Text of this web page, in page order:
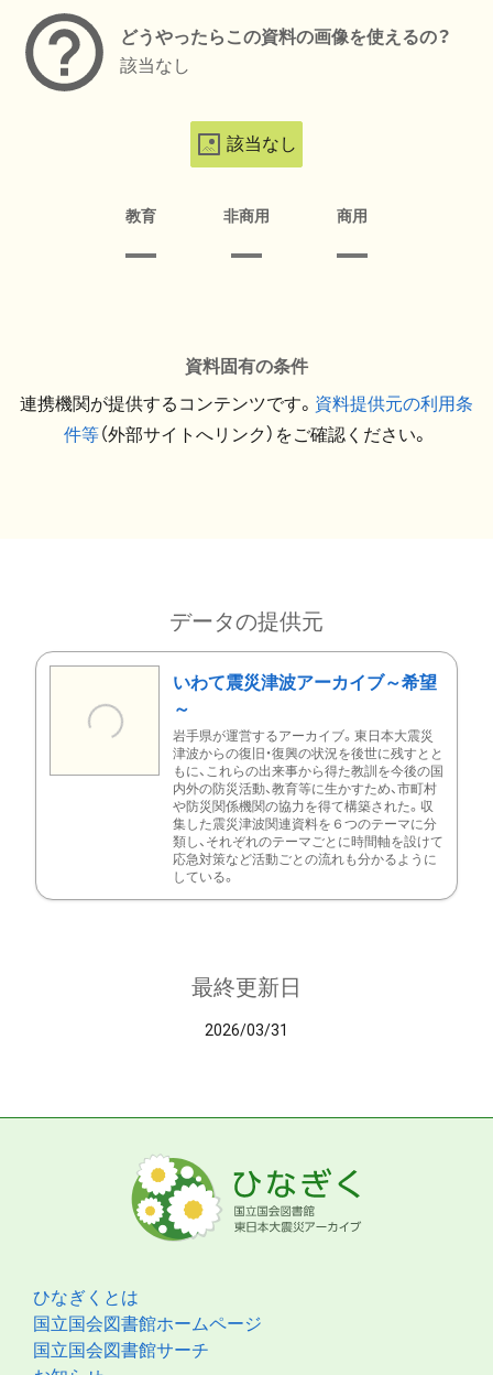
どうやったらこの資料の画像を使えるの？
該当なし
該当なし
教育 非商用 商用
資料固有の条件
連携機関が提供するコンテンツです。 資料提供元の利用条
件等（外部サイトへリンク）をご確認ください。
データの提供元
いわて震災津波アーカイブ～希望
～
岩手県が運営するアーカイブ。東日本大震災
津波からの復旧・復興の状況を後世に残すとと
もに、これらの出来事から得た教訓を今後の国
内外の防災活動、教育等に生かすため、市町村
や防災関係機関の協力を得て構築された。収
集した震災津波関連資料を６つのテーマに分
類し、それぞれのテーマごとに時間軸を設けて
応急対策など活動ごとの流れも分かるように
している。
最終更新日
2026/03/31
ひなぎくとは
国立国会図書館ホームページ
国立国会図書館サーチ